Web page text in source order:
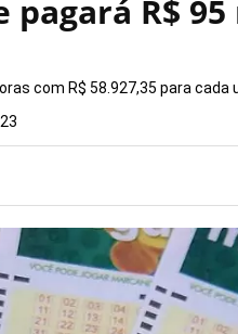
pagará R$
com R$ 58.927,35 para cada